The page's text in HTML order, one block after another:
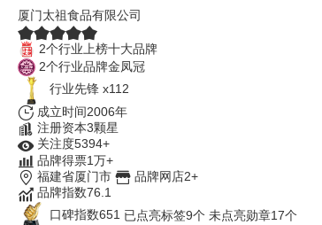
厦门太祖食品有限公司
2个行业上榜十大品牌
2个行业品牌金凤冠
行业先锋 x112
成立时间2006年
注册资本3颗星
关注度5394+
品牌得票1万+
福建省厦门市
品牌网店2+
品牌指数76.1
口碑指数651 已点亮标签9个 未点亮勋章17个